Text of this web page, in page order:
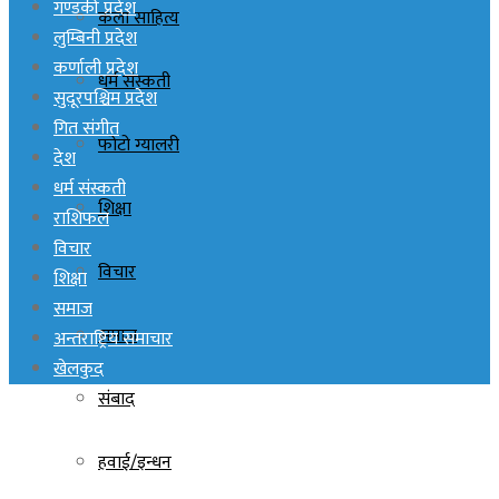
कला साहित्य
धर्म संस्कती
फोटो ग्यालरी
शिक्षा
विचार
समाज
संबाद
हवाई/इन्धन
गण्डकी प्रदेश
लुम्बिनी प्रदेश
कर्णाली प्रदेश
सुदूरपश्चिम प्रदेश
गित संगीत
देश
धर्म संस्कती
राशिफल
विचार
शिक्षा
समाज
अन्तराष्ट्रिय समाचार
खेलकुद